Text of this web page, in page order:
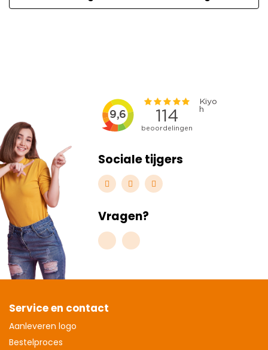
Sociale tijgers
Vragen?
Service en contact
Aanleveren logo
Bestelproces